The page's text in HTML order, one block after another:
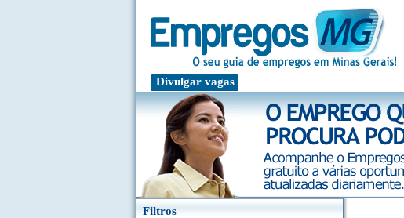
Divulgar vagas
Filtros